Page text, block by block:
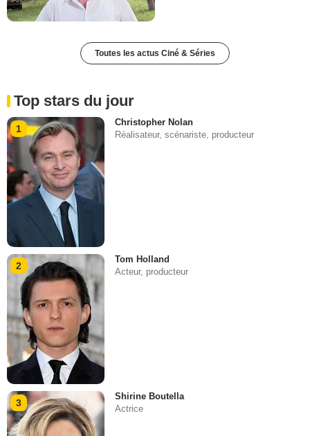
Toutes les actus Ciné & Séries
Top stars du jour
1
Christopher Nolan
Réalisateur, scénariste, producteur
2
Tom Holland
Acteur, producteur
3
Shirine Boutella
Actrice